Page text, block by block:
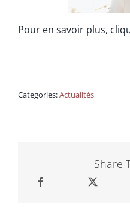
Pour en savoir plus,
Categories:Actualités
Share